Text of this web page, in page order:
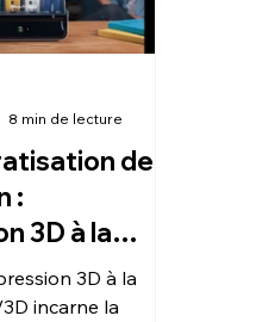
de
:
3D à la
LV3D, un
les
3D à la
incarne la
8 min de lecture